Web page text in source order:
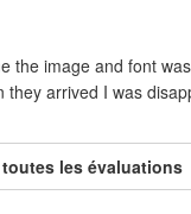
the image and font
they arrived I was
toutes les évaluations